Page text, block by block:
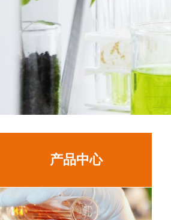
产品中心